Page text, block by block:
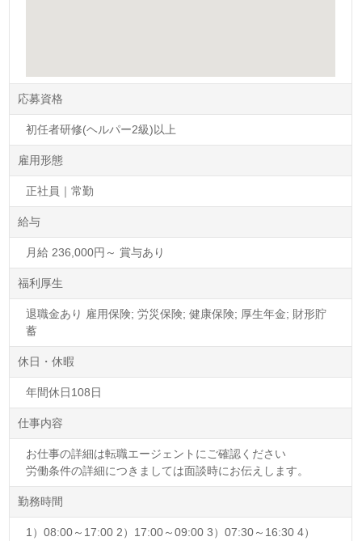
応募資格
初任者研修(ヘルパー2級)以上
雇用形態
正社員｜常勤
給与
月給 236,000円～ 賞与あり
福利厚生
退職金あり 雇用保険; 労災保険; 健康保険; 厚生年金; 財形貯
蓄
休日・休暇
年間休日108日
仕事内容
お仕事の詳細は転職エージェントにご確認ください
労働条件の詳細につきましては面談時にお伝えします。
勤務時間
1）08:00～17:00 2）17:00～09:00 3）07:30～16:30 4）